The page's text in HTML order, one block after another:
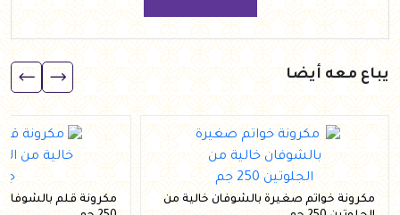
يباع معه أيضا
مكرونة خواتم صغيرة بالشوفان خالية من
مكرونة قلم بالشوفان